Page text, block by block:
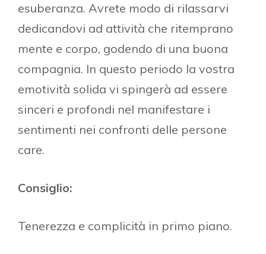
esuberanza. Avrete modo di rilassarvi
dedicandovi ad attività che ritemprano
mente e corpo, godendo di una buona
compagnia. In questo periodo la vostra
emotività solida vi spingerà ad essere
sinceri e profondi nel manifestare i
sentimenti nei confronti delle persone
care.
Consiglio:
Tenerezza e complicità in primo piano.